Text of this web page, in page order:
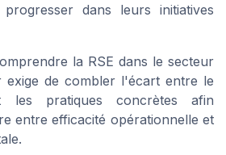
dans leurs initiatives
la RSE dans le secteur
de combler l'écart entre le
les pratiques concrètes afin
entre efficacité opérationnelle et